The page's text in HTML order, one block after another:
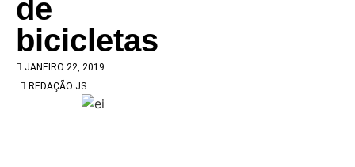
de
bicicletas
JANEIRO 22, 2019
REDAÇÃO JS